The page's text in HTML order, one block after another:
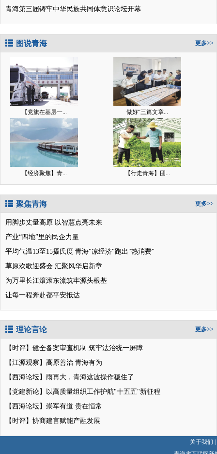
青海第三届铸牢中华民族共同体意识论坛开幕
图说青海 更多>>
【党旗在基层一... 做好“三篇文章...
【经济聚焦】青... 【行走青海】团...
聚焦青海 更多>>
用脚步丈量高原 以智慧点亮未来
产业“四地”里的民企力量
平均气温13至15摄氏度 青海"凉经济"跑出"热消费"
草原欢歌迎盛会 汇聚风华启新章
为万里长江滚滚东流筑牢源头根基
让每一程奔赴都平安抵达
理论言论 更多>>
【时评】健全备案审查机制 筑牢法治统一屏障
【江源观察】高原善治 青海有为
【西海论坛】雨再大，青海这波操作稳住了
【党建新论】以高质量组织工作护航"十五五"新征程
【西海论坛】崇军有道 贵在恒常
【时评】协商建言赋能产融发展
关于我们